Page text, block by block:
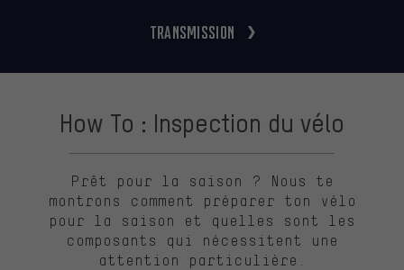
Transmission
How To : Inspection du vélo
Prêt pour la saison ? Nous te
montrons comment préparer ton vélo
pour la saison et quelles sont les
composants qui nécessitent une
attention particulière.